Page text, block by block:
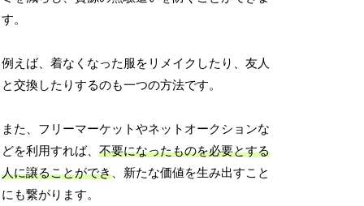
す。
例えば、着なくなった服をリメイクしたり、友人
と交換したりするのも一つの方法です。
また、フリーマーケットやネットオークションな
どを利用すれば、不要になったものを必要とする
人に譲ることができ、新たな価値を生み出すこと
にも繋がります。